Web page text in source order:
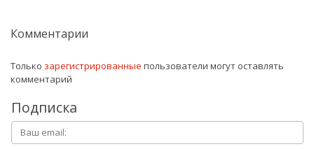
Комментарии
Только зарегистрированные пользователи могут оставлять
комментарий
Подписка